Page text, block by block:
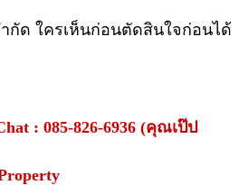
กัด ใครเห็นก่อนตัดสินใจก่อนได้
: 085-826-6936 (คุณเป๊ป